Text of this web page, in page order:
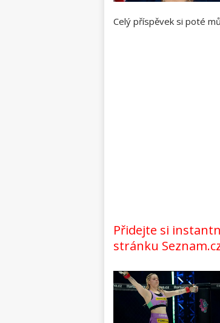
Celý příspěvek si poté
Přidejte si
stránku